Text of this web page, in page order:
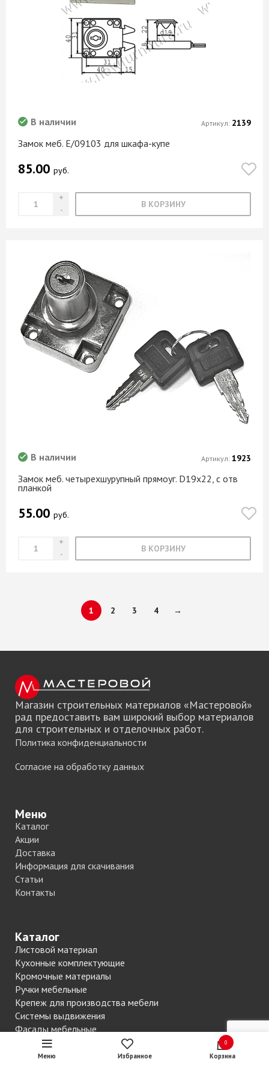
Замок меб. Е/09103 для шкафа-купе
В наличии
85.00 руб.
В КОРЗИНУ
Артикул: 2139
Замок меб. четырехшурупный прямоуг. D19х22, с отв
планкой
В наличии
55.00 руб.
В КОРЗИНУ
Артикул: 1923
1 2 3 4 →
Магазин строительных материалов «Мастеровой»
рад предоставить вам широкий выбор материалов
для строительных и отделочных работ.
Политика конфиденциальности
Согласие на обработку данных
Меню
Каталог
Акции
Доставка
Информация для скачивания
Статьи
Контакты
Каталог
Листовой материал
Кухонные комплектующие
Кромочные материалы
Ручки мебельные
Крепеж для производства мебели
Системы выдвижения
Фасады мебельные
Трубные системы
Петли мебельные
Меню Избранное
0
Корзина